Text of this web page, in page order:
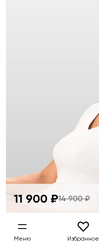
11 900 ₽14 900 ₽
Меню Избранное